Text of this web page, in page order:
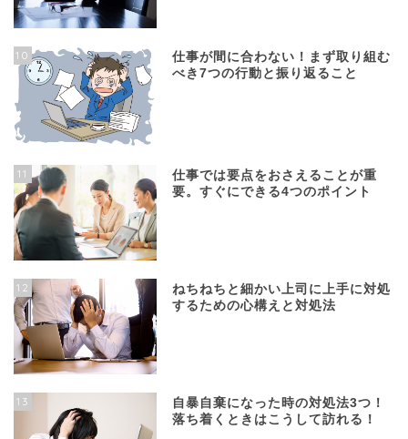
10
仕事が間に合わない！まず取り組む
べき7つの行動と振り返ること
11
仕事では要点をおさえることが重
要。すぐにできる4つのポイント
12
ねちねちと細かい上司に上手に対処
するための心構えと対処法
13
自暴自棄になった時の対処法3つ！
落ち着くときはこうして訪れる！